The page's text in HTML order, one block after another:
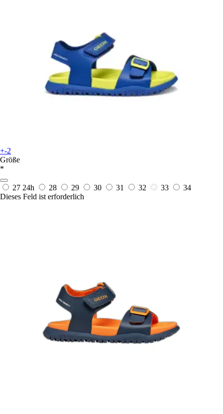
+-2
Größe
*
27 24h 28 29 30 31 32 33
34
Dieses Feld ist erforderlich